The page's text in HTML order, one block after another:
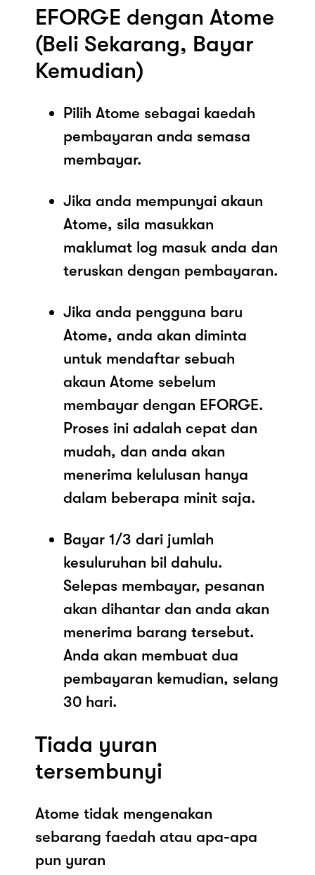
EFORGE dengan Atome
(Beli Sekarang, Bayar
Kemudian)
Pilih Atome sebagai kaedah
pembayaran anda semasa
membayar.
Jika anda mempunyai akaun
Atome, sila masukkan
maklumat log masuk anda dan
teruskan dengan pembayaran.
Jika anda pengguna baru
Atome, anda akan diminta
untuk mendaftar sebuah
akaun Atome sebelum
membayar dengan EFORGE.
Proses ini adalah cepat dan
mudah, dan anda akan
menerima kelulusan hanya
dalam beberapa minit saja.
Bayar 1/3 dari jumlah
kesuluruhan bil dahulu.
Selepas membayar, pesanan
akan dihantar dan anda akan
menerima barang tersebut.
Anda akan membuat dua
pembayaran kemudian, selang
30 hari.
Tiada yuran
tersembunyi
Atome tidak mengenakan
sebarang faedah atau apa-apa
pun yuran